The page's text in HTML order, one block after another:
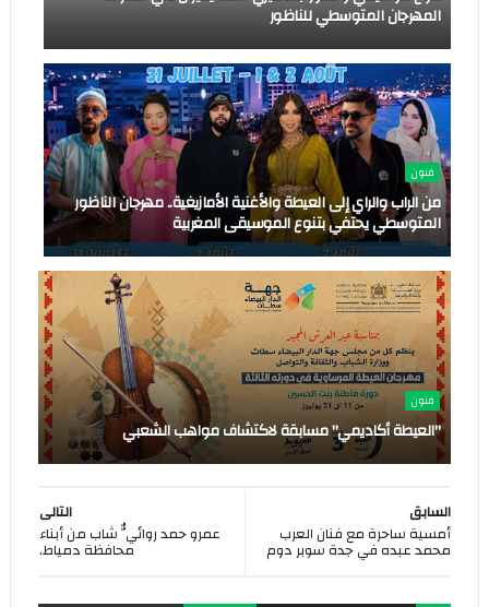
المهرجان المتوسطي للناظور
فنون
من الراب والراي إلى العيطة والأغنية الأمازيغية.. مهرجان الناظور
المتوسطي يحتفي بتنوع الموسيقى المغربية
فنون
"العيطة أكاديمي" مسابقة لاكتشاف مواهب الشعبي
التالى
عمرو حمد روائيٌّ شاب من أبناء
محافظة دمياط.
السابق
أمسية ساحرة مع فنان العرب
محمد عبده في جدة سوبر دوم